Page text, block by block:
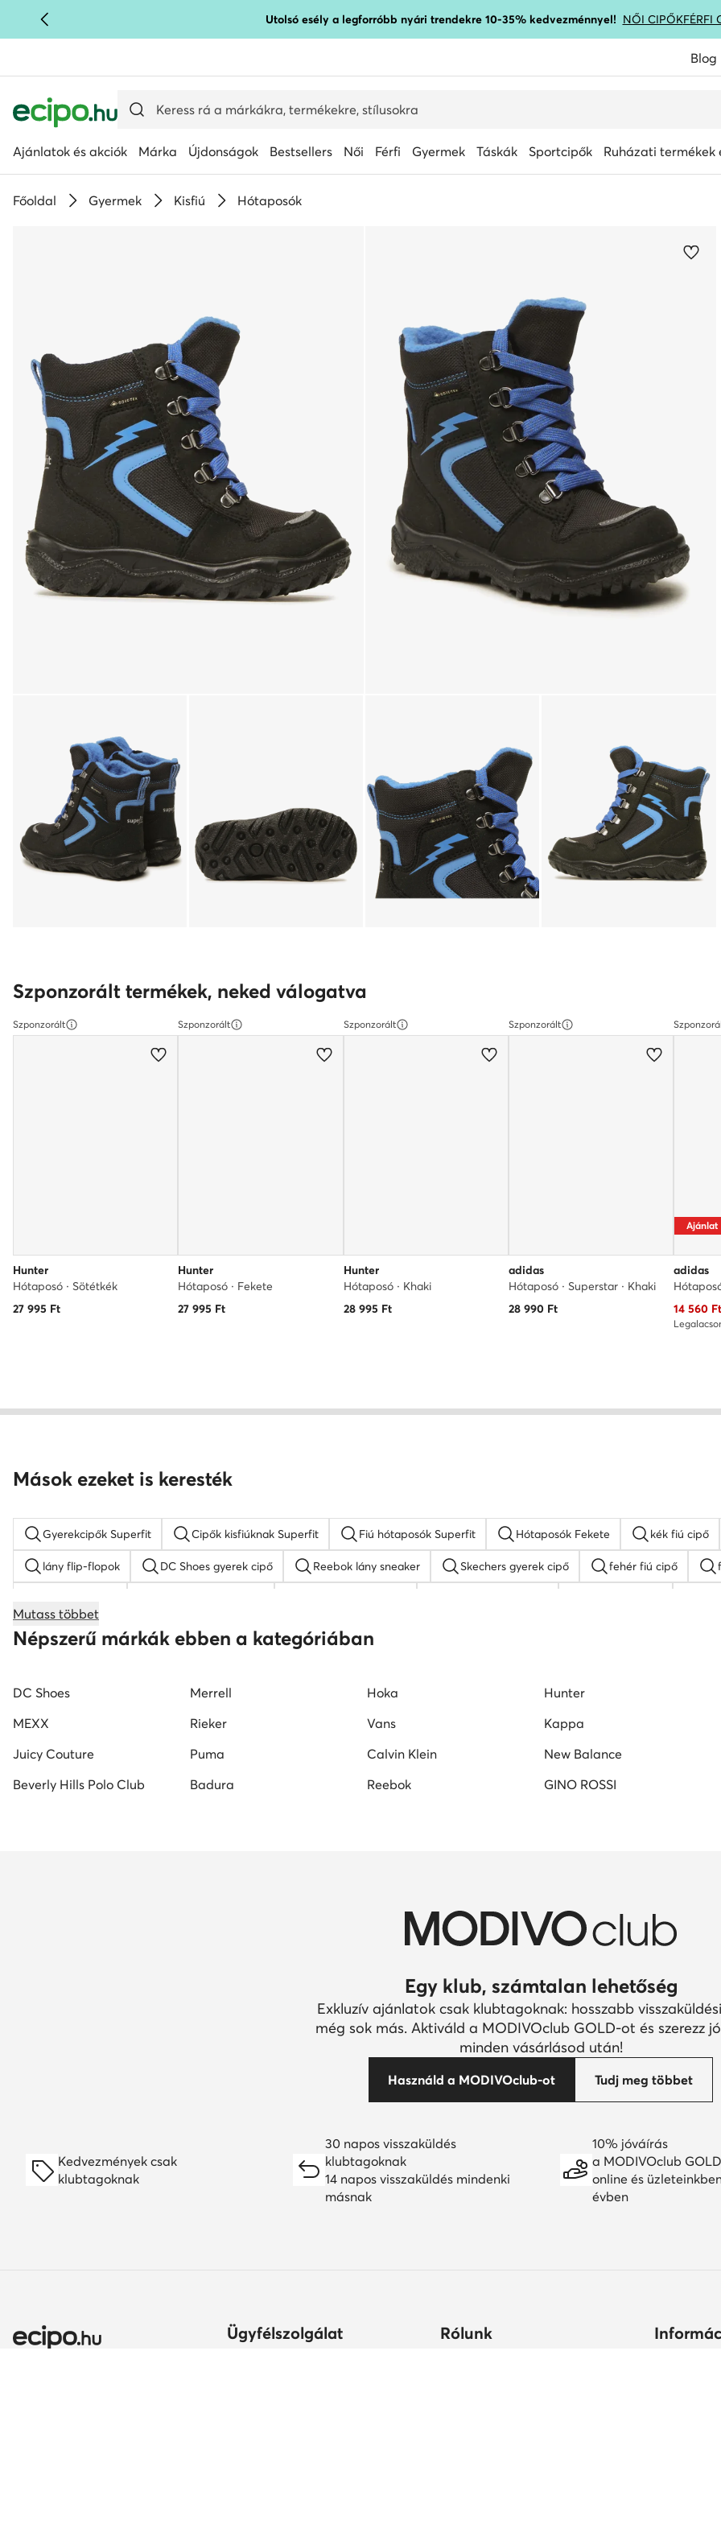
UGRÁS A FŐ TARTALOMRA Utolsó esély a legforróbb nyári trendekre 10-35% kedvezménnyel! NŐI CIPŐKFÉRFI
Blog
Ajánlatok és akciók Márka Újdonságok Bestsellers Női Férfi Gyermek Táskák Sportcipők Ruházati termékek
Főoldal Gyermek Kisfiú Hótaposók
Szponzorált termékek, neked válogatva
Szponzorált
Hunter
Hótaposó · Sötétkék
27 995 Ft
Szponzorált
Hunter
Hótaposó · Fekete
27 995 Ft
Szponzorált
Hunter
Hótaposó · Khaki
28 995 Ft
Szponzorált
adidas
Hótaposó · Superstar · Khaki
28 990Ft
Ajánlat
adidas
Aktuális
14 560 Ft
Mások ezeket is keresték
Gyerekcipők Superfit Cipők kisfiúknak Superfit Fiú hótaposók Superfit Hótaposók Fekete kék fiú cipő
lány flip-flopok DC Shoes gyerek cipő Reebok lány sneaker Skechers gyerek cipő fehér fiú cipő
fekete fiú szandálok lány magasszárú tornacipők
Mutass többet
Népszerű márkák ebben a kategóriában
DC Shoes Merrell Hoka Hunter
MEXX
Rieker Vans Kappa
Juicy Couture
Puma Calvin Klein New Balance
Beverly Hills Polo Club
Badura Reebok GINO ROSSI
Egy klub, számtalan lehetőség
Exkluzív ajánlatok csak klubtagoknak: hosszabb
még sok más. Aktiváld a MODIVOclub GOLD-ot és szerezz
minden vásárlásod után!
Használd a MODIVOclub-ot Tudj meg többet
Kedvezmények csak
klubtagoknak
30 napos visszaküldés
klubtagoknak
14 napos visszaküldés mindenki
másnak
10% jóváírás
a MODIVOclub
online és
évben
Ügyfélszolgálat Rólunk